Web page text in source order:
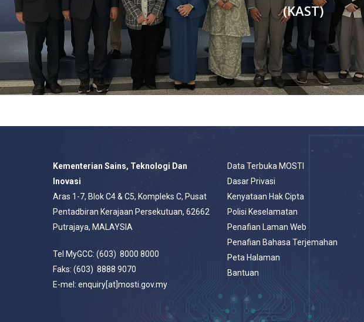
(KAST)
Kementerian Sains, Teknologi Dan
Inovasi
Aras 1-7, Blok C4 & C5, Kompleks C, Pusat
Pentadbiran Kerajaan Persekutuan, 62662
Putrajaya, MALAYSIA
Tel MyGCC: (603) 8000 8000
Faks: (603) 8888 9070
E-mel: enquiry[at]mosti.gov.my
Data Terbuka MOSTI
Dasar Privasi
Kenyataan Hak Cipta
Polisi Keselamatan
Penafian Laman Web
Penafian Bahasa Terjemahan
Peta Halaman
Bantuan